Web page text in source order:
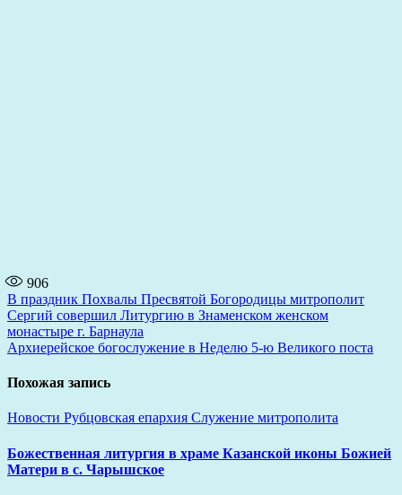
906
Навигация
по
записям
В праздник Похвалы Пресвятой Богородицы митрополит
Сергий совершил Литургию в Знаменском женском
монастыре г. Барнаула
Архиерейское богослужение в Неделю 5-ю Великого поста
Похожая запись
Новости Рубцовская епархия Служение митрополита
Божественная литургия в храме Казанской иконы Божией
Матери в с. Чарышское